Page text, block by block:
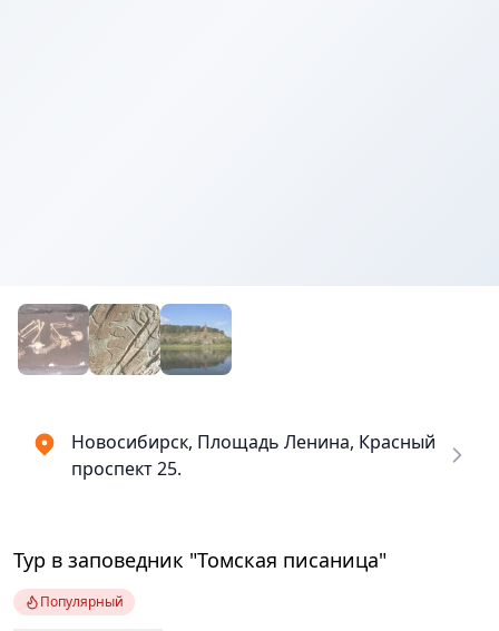
Новосибирск, Площадь Ленина, Красный
проспект 25.
Тур в заповедник "Томская писаница"
Популярный